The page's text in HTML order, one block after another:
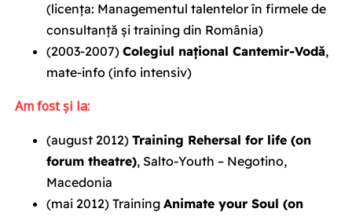
(licența: Managementul talentelor în firmele de
consultanță și training din România)
(2003-2007) Colegiul național Cantemir-Vodă,
mate-info (info intensiv)
Am fost și la:
(august 2012) Training Rehersal for life (on
forum theatre), Salto-Youth – Negotino,
Macedonia
(mai 2012)Training Animate your Soul (on